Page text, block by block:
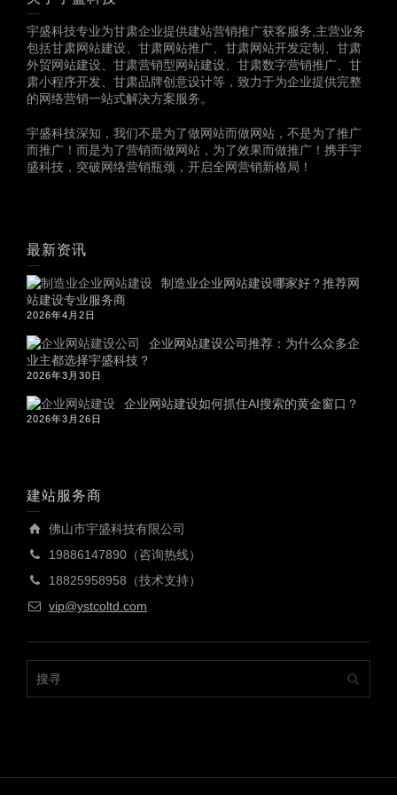
宇盛科技专业为甘肃企业提供建站营销推广获客服务,主营业务
包括甘肃网站建设、甘肃网站推广、甘肃网站开发定制、甘肃
外贸网站建设、甘肃营销型网站建设、甘肃数字营销推广、甘
肃小程序开发、甘肃品牌创意设计等，致力于为企业提供完整
的网络营销一站式解决方案服务。
宇盛科技深知，我们不是为了做网站而做网站，不是为了推广
而推广！而是为了营销而做网站，为了效果而做推广！携手宇
盛科技，突破网络营销瓶颈，开启全网营销新格局！
最新资讯
制造业企业网站建设哪家好？推荐网
站建设专业服务商
2026年4月2日
企业网站建设公司推荐：为什么众多企
业主都选择宇盛科技？
2026年3月30日
企业网站建设如何抓住AI搜索的黄金窗口？
2026年3月26日
建站服务商
佛山市宇盛科技有限公司
19886147890（咨询热线）
18825958958（技术支持）
vip@ystcoltd.com